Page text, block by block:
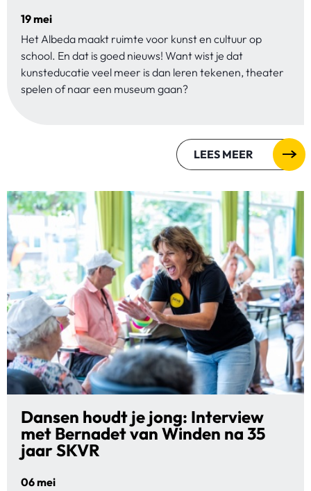
19 mei
Het Albeda maakt ruimte voor kunst en cultuur op
school. En dat is goed nieuws! Want wist je dat
kunsteducatie veel meer is dan leren tekenen, theater
spelen of naar een museum gaan?
LEES MEER
Dansen houdt je jong: Interview
met Bernadet van Winden na 35
jaar SKVR
06 mei